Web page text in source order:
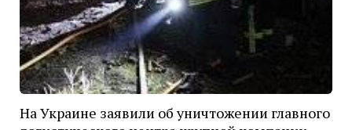
На Украине заявили об уничтожении главного